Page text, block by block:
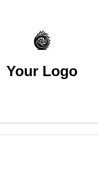
Your Logo